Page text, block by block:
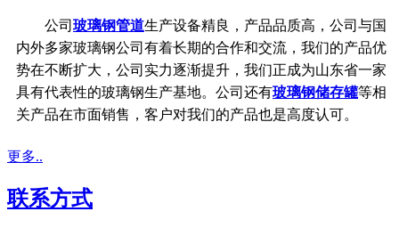
公司 玻璃钢管道生产设备精良，产品品质高，公司与国
内外多家玻璃钢公司有着长期的合作和交流，我们的产品优
势在不断扩大，公司实力逐渐提升，我们正成为山东省一家
具有代表性的玻璃钢生产基地。公司还有玻璃钢储存罐等相
关产品在市面销售，客户对我们的产品也是高度认可。
更多..
联系方式